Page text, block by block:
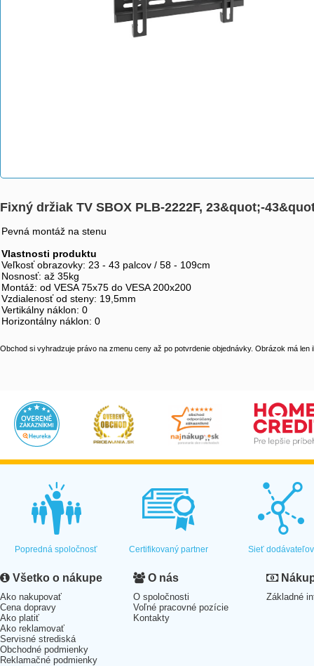
Fixný držiak TV SBOX PLB-2222F, 23&quot;-
Pevná montáž na stenu
Vlastnosti produktu
Veľkosť obrazovky: 23 - 43 palcov / 58 - 109cm
Nosnosť: až 35kg
Montáž: od VESA 75x75 do VESA 200x200
Vzdialenosť od steny: 19,5mm
Vertikálny náklon: 0
Horizontálny náklon: 0
Obchod si vyhradzuje právo na zmenu ceny až po potvrdenie objednávky. Obrázok má len
Popredná spoločnosť Certifikovaný partner Sieť dodávateľov
Všetko o nákupe
Ako nakupovať
Cena dopravy
Ako platiť
Ako reklamovať
Servisné strediská
Obchodné podmienky
Reklamačné podmienky
O nás
O spoločnosti
Voľné pracovné pozície
Kontakty
Základné